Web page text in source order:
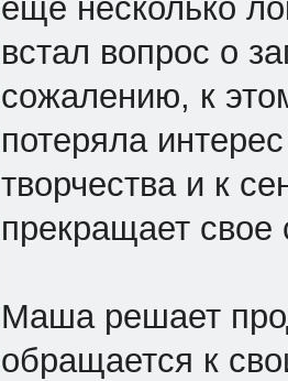
еще несколько
встал вопрос о
сожалению, к
потеряла
творчества и к
прекращает
Маша решает
обращается к